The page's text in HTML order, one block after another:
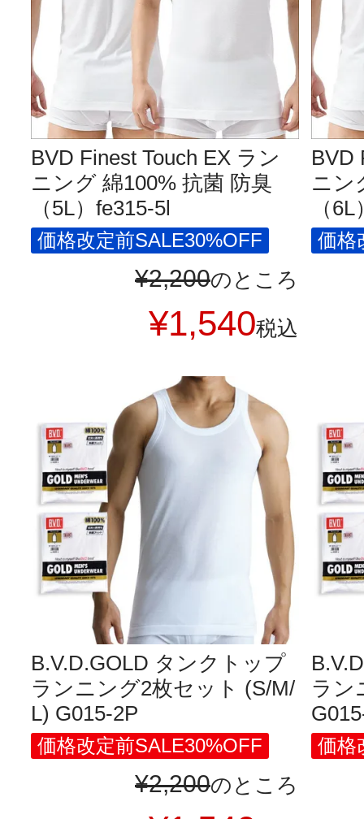
BVD Finest Touch EX ラン
ニング 綿100% 抗菌 防臭
（5L）fe315-5l
価格改定前SALE30%OFF
¥2,200のところ
¥1,540税込
BVD
ニン
（
価格
B.V.D.GOLD タンクトップ
ランニング2枚セット (S/M/
L) G015-2P
価格改定前SALE30%OFF
¥2,200のところ
ラン
価格